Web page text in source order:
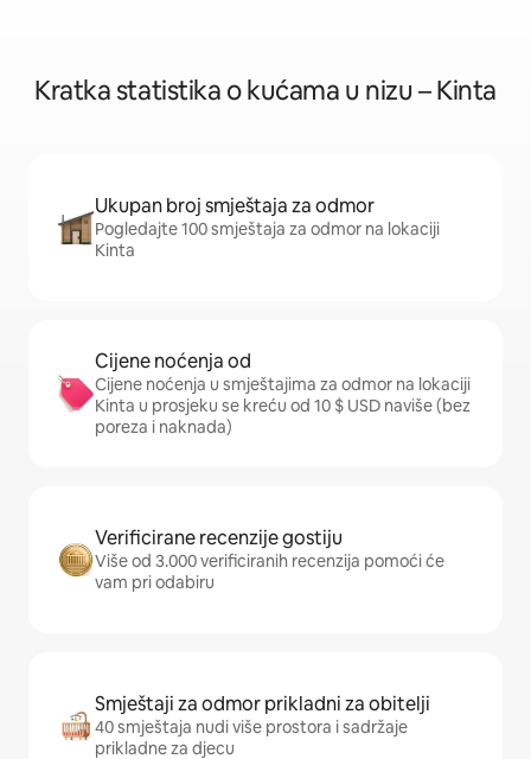
Kratka statistika o kućama u nizu – Kinta
Ukupan broj smještaja za odmor
Pogledajte 100 smještaja za odmor na lokaciji
Kinta
Cijene noćenja od
Cijene noćenja u smještajima za odmor na lokaciji
Kinta u prosjeku se kreću od 10 $ USD naviše (bez
poreza i naknada)
Verificirane recenzije gostiju
Više od 3.000 verificiranih recenzija pomoći će
vam pri odabiru
Smještaji za odmor prikladni za obitelji
40 smještaja nudi više prostora i sadržaje
prikladne za djecu